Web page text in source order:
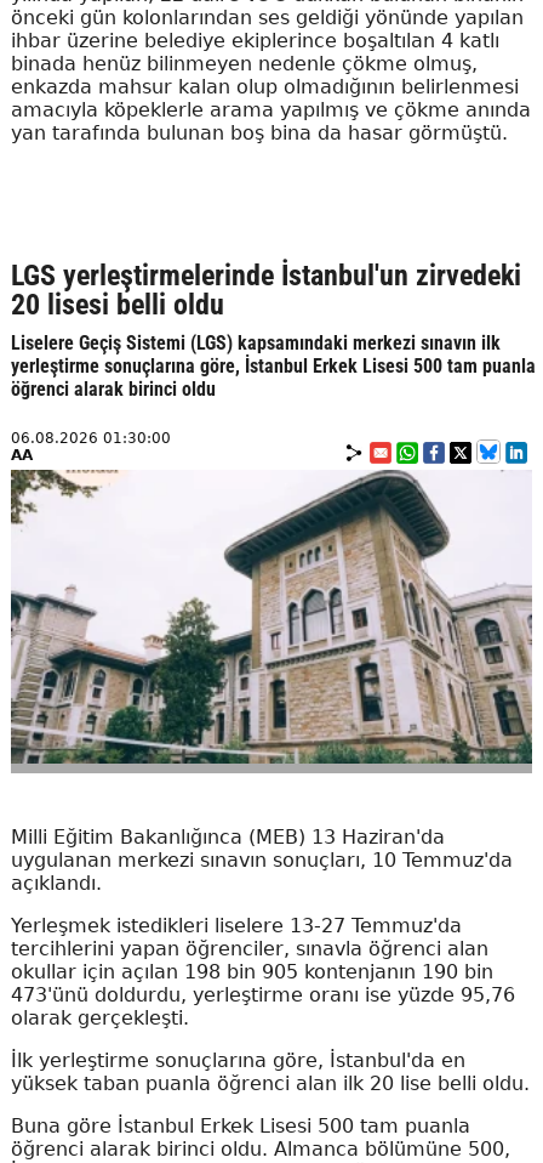
önceki gün kolonlarından ses geldiği yönünde yapılan
ihbar üzerine belediye ekiplerince boşaltılan 4 katlı
binada henüz bilinmeyen nedenle çökme olmuş,
enkazda mahsur kalan olup olmadığının belirlenmesi
amacıyla köpeklerle arama yapılmış ve çökme anında
yan tarafında bulunan boş bina da hasar görmüştü.
LGS yerleştirmelerinde İstanbul'un zirvedeki
20 lisesi belli oldu
Liselere Geçiş Sistemi (LGS) kapsamındaki merkezi sınavın ilk
yerleştirme sonuçlarına göre, İstanbul Erkek Lisesi 500 tam puanla
öğrenci alarak birinci oldu
06.08.2026 01:30:00
AA
Milli Eğitim Bakanlığınca (MEB) 13 Haziran'da
uygulanan merkezi sınavın sonuçları, 10 Temmuz'da
açıklandı.
Yerleşmek istedikleri liselere 13-27 Temmuz'da
tercihlerini yapan öğrenciler, sınavla öğrenci alan
okullar için açılan 198 bin 905 kontenjanın 190 bin
473'ünü doldurdu, yerleştirme oranı ise yüzde 95,76
olarak gerçekleşti.
İlk yerleştirme sonuçlarına göre, İstanbul'da en
yüksek taban puanla öğrenci alan ilk 20 lise belli oldu.
Buna göre İstanbul Erkek Lisesi 500 tam puanla
öğrenci alarak birinci oldu. Almanca bölümüne 500,